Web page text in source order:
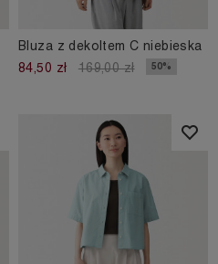
Bluza z dekoltem C niebieska
84,50 zł
169,00 zł 50%